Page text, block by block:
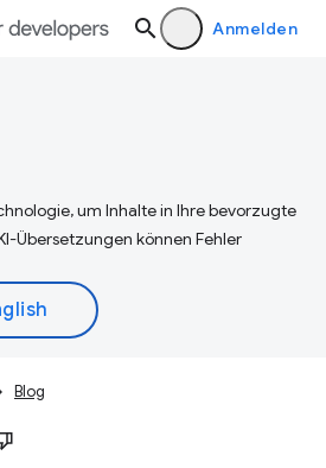
Anmelden
um Inhalte in Ihre bevorzugte
Übersetzungen können Fehler
Blog